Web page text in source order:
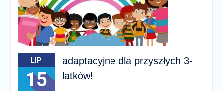
LIP
15
adaptacyjne dla przyszłych 3-
latków!